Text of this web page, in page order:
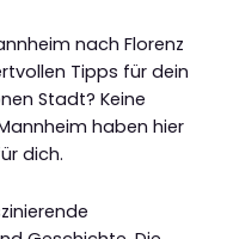
nach Florenz
Tipps für dein
Stadt? Keine
haben hier
dich.